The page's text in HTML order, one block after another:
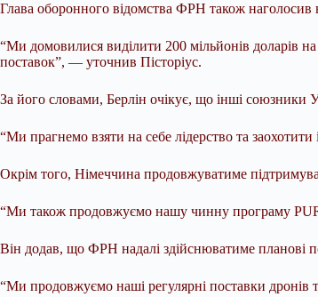
Глава оборонного відомства ФРН також наголосив
“Ми домовилися виділити 200 мільйонів доларів
поставок”, — уточнив Пісторіус.
За його словами, Берлін очікує, що інші союзники
“Ми прагнемо взяти на себе лідерство та
Окрім того, Німеччина продовжуватиме
“Ми також продовжуємо нашу чинну програму
Він додав, що ФРН надалі здійснюватиме планові
“Ми продовжуємо наші регулярні поставки дронів